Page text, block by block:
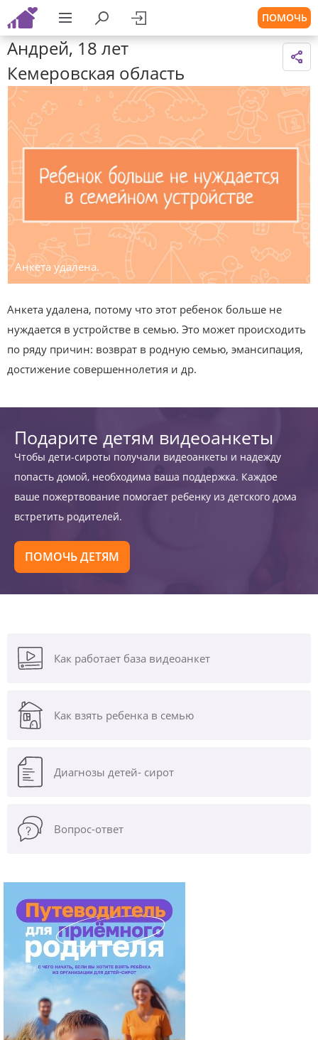
ПОМОЧЬ
Андрей, 18 лет
Кемеровская область
Анкета удалена.
Анкета удалена, потому что этот ребенок больше не
нуждается в устройстве в семью. Это может происходить
по ряду причин: возврат в родную семью, эмансипация,
достижение совершеннолетия и др.
Подарите детям видеоанкеты
Чтобы дети-сироты получали видеоанкеты и надежду
попасть домой, необходима ваша поддержка. Каждое
ваше пожертвование помогает ребенку из детского дома
встретить родителей.
ПОМОЧЬ ДЕТЯМ
Как работает база видеоанкет
Как взять ребенка в семью
Диагнозы детей- сирот
Вопрос-ответ